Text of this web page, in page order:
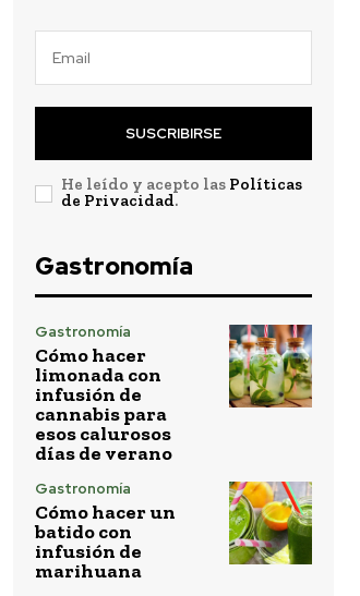
SUSCRIBIRSE
He leído y acepto las Políticas
de Privacidad.
Gastronomía
Gastronomía
Cómo hacer
limonada con
infusión de
cannabis para
esos calurosos
días de verano
Gastronomía
Cómo hacer un
batido con
infusión de
marihuana